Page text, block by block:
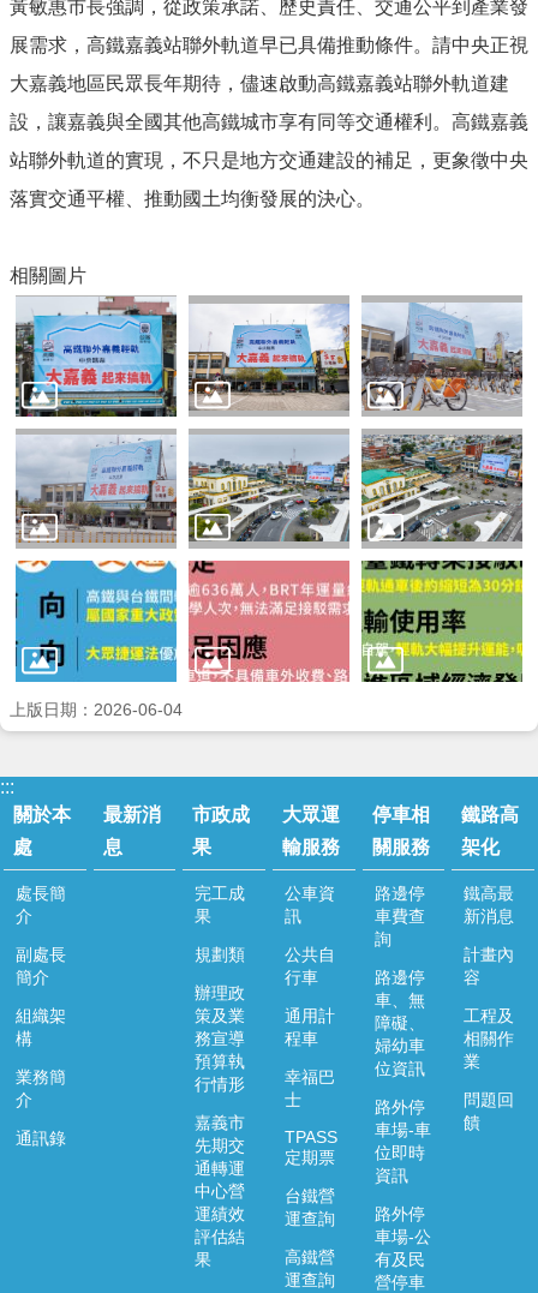
黃敏惠市長強調，從政策承諾、歷史責任、交通公平到產業發
展需求，高鐵嘉義站聯外軌道早已具備推動條件。請中央正視
大嘉義地區民眾長年期待，儘速啟動高鐵嘉義站聯外軌道建
設，讓嘉義與全國其他高鐵城市享有同等交通權利。高鐵嘉義
站聯外軌道的實現，不只是地方交通建設的補足，更象徵中央
落實交通平權、推動國土均衡發展的決心。
相關圖片
上版日期：2026-06-04
:::
關於本
處
處長簡
介
副處長
簡介
組織架
構
業務簡
介
通訊錄
最新消
息
市政成
果
完工成
果
規劃類
辦理政
策及業
務宣導
預算執
行情形
嘉義市
先期交
通轉運
中心營
運績效
評估結
果
大眾運
輸服務
公車資
訊
公共自
行車
通用計
程車
幸福巴
士
TPASS
定期票
台鐵營
運查詢
高鐵營
運查詢
停車相
關服務
路邊停
車費查
詢
路邊停
車、無
障礙、
婦幼車
位資訊
路外停
車場-車
位即時
資訊
路外停
車場-公
有及民
營停車
鐵路高
架化
鐵高最
新消息
計畫內
容
工程及
相關作
業
問題回
饋